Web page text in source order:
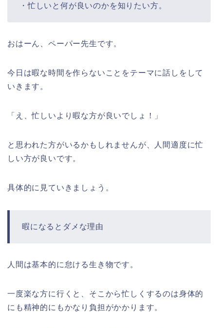
・忙しいと何が良いのかを知りたい方。
おはーん、ペーパー先生です。
今日は暇な時間を作らないことをテーマに話しをして
いきます。
「え、忙しいより暇な方が良いでしょ！」
と思われた方がいるかもしれませんが、人間適度に忙
しい方が良いです。
具体的に見ていきましょう。
暇になるとダメな理由
人間は基本的に怠ける生き物です。
一度楽な方に行くと、そこから忙しくするのは身体的
にも精神的にもかなり負担がかかります。